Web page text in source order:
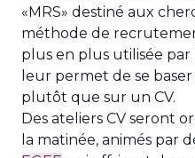
«MRS» destiné aux
méthode de
plus en plus utilisée par
leur permet de se
plutôt que sur un CV.
Des ateliers CV seront
la matinée, animés par